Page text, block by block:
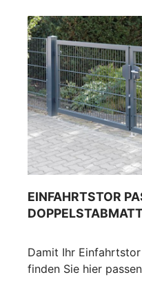
EINFAHRTSTOR
Damit Ihr
finden Sie hier